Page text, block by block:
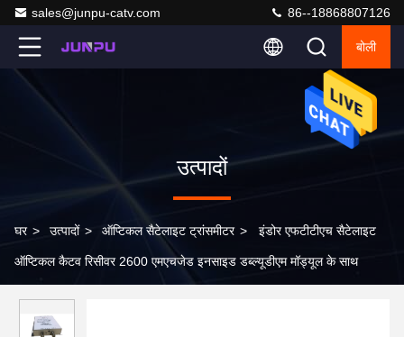
sales@junpu-catv.com 86--18868807126
बोली
उत्पादों
घर > उत्पादों > ऑप्टिकल सैटेलाइट ट्रांसमीटर > इंडोर एफटीटीएच सैटेलाइट
ऑप्टिकल कैटव रिसीवर 2600 एमएचजेड इनसाइड डब्ल्यूडीएम मॉड्यूल के साथ